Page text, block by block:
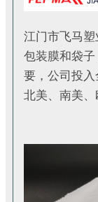
江门市飞马
包装膜和袋
要，公司投
北美、南美、